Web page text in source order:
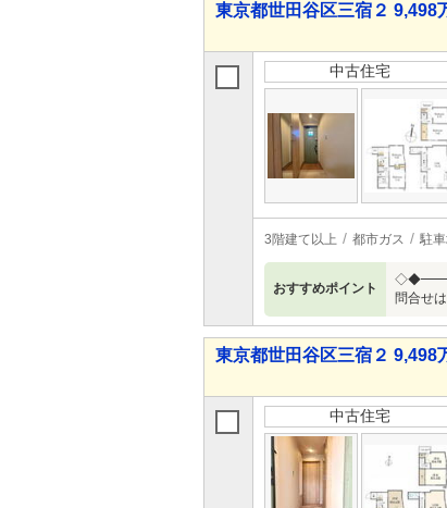
東京都世田谷区三宿２ 9,498
中古住宅
3階建て以上 都市ガス 駐
おすすめポイント
問合せ
東京都世田谷区三宿２ 9,498
中古住宅